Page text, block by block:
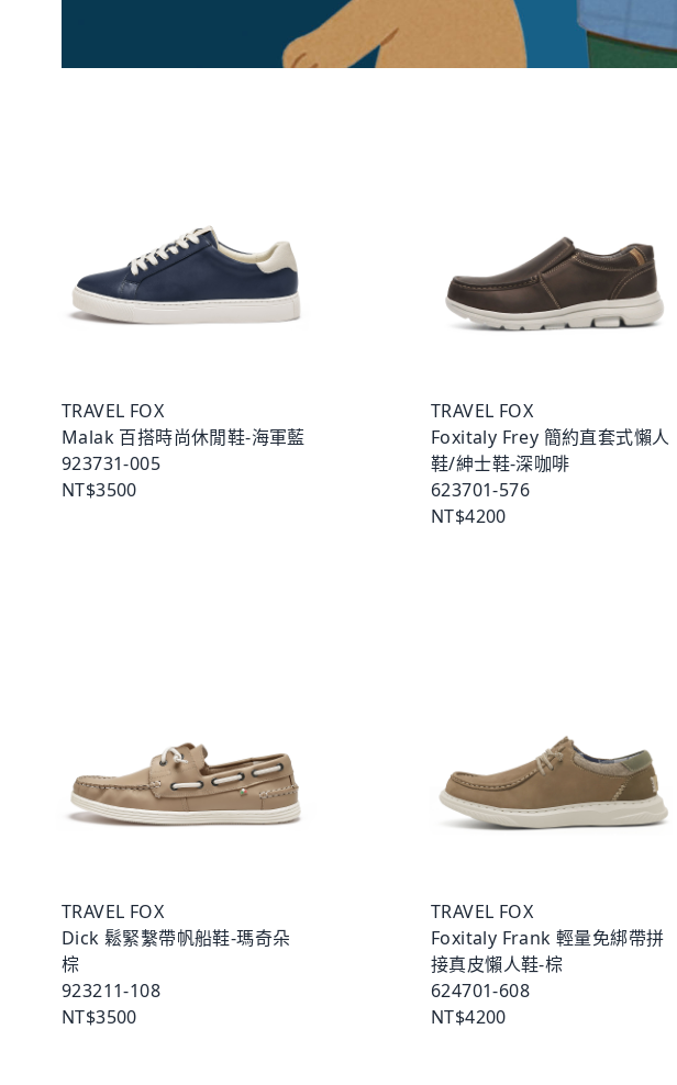
TRAVEL FOX
Malak 百搭時尚休閒鞋-海軍藍
923731-005
NT$3500
TRAVEL FOX
Foxitaly Frey 簡約直套式懶人
鞋/紳士鞋-深咖啡
623701-576
NT$4200
TRAVEL FOX
Dick 鬆緊繫帶帆船鞋-瑪奇朵
棕
923211-108
NT$3500
TRAVEL FOX
Foxitaly Frank 輕量免綁帶拼
接真皮懶人鞋-棕
624701-608
NT$4200